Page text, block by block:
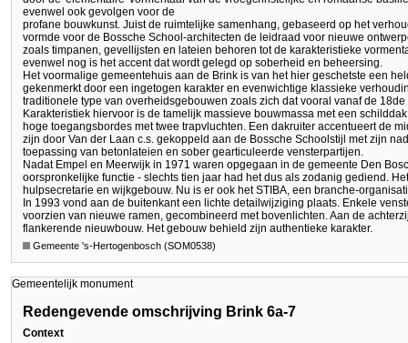
evenwel ook gevolgen voor de
profane bouwkunst. Juist de ruimtelijke samenhang, gebaseerd op het
vormde voor de Bossche School-architecten de leidraad voor nieuwe
zoals timpanen, gevellijsten en lateien behoren tot de karakteristieke
evenwel nog is het accent dat wordt gelegd op soberheid en beheersing.
Het voormalige gemeentehuis aan de Brink is van het hier geschetste een
gekenmerkt door een ingetogen karakter en evenwichtige klassieke
traditionele type van overheidsgebouwen zoals zich dat vooral vanaf de
Karakteristiek hiervoor is de tamelijk massieve bouwmassa met een
hoge toegangsbordes met twee trapvluchten. Een dakruiter accentueert de
zijn door Van der Laan c.s. gekoppeld aan de Bossche Schoolstijl met zijn
toepassing van betonlateien en sober gearticuleerde vensterpartijen.
Nadat Empel en Meerwijk in 1971 waren opgegaan in de gemeente Den
oorspronkelijke functie - slechts tien jaar had het dus als zodanig gediend.
hulpsecretarie en wijkgebouw. Nu is er ook het STIBA, een branche-
In 1993 vond aan de buitenkant een lichte detailwijziging plaats. Enkele
voorzien van nieuwe ramen, gecombineerd met bovenlichten. Aan de
flankerende nieuwbouw. Het gebouw behield zijn authentieke karakter.
Gemeente 's-Hertogenbosch (SOM0538)
Gemeentelijk monument
Redengevende omschrijving Brink 6a-7
Context